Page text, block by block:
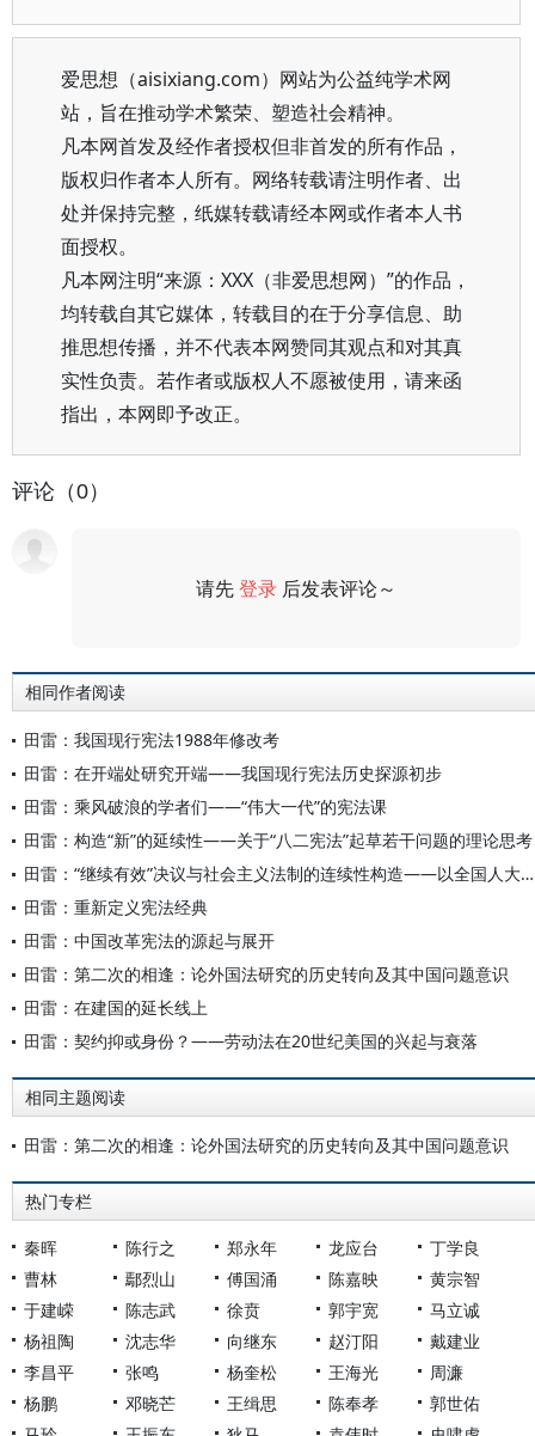
爱思想（aisixiang.com）网站为公益纯学术网
站，旨在推动学术繁荣、塑造社会精神。
凡本网首发及经作者授权但非首发的所有作品，
版权归作者本人所有。网络转载请注明作者、出
处并保持完整，纸媒转载请经本网或作者本人书
面授权。
凡本网注明“来源：XXX（非爱思想网）”的作品，
均转载自其它媒体，转载目的在于分享信息、助
推思想传播，并不代表本网赞同其观点和对其真
实性负责。若作者或版权人不愿被使用，请来函
指出，本网即予改正。
评论（0）
请先登录 后发表评论～
相同作者阅读
田雷：我国现行宪法1988年修改考
田雷：在开端处研究开端——我国现行宪法历史探源初步
田雷：乘风破浪的学者们——“伟大一代”的宪法课
田雷：构造“新”的延续性——关于“八二宪法”起草若干问题的理论思考
田雷：“继续有效”决议与社会主义法制的连续性构造——以全国人大常委会1979年决议为中心的探讨
田雷：重新定义宪法经典
田雷：中国改革宪法的源起与展开
田雷：第二次的相逢：论外国法研究的历史转向及其中国问题意识
田雷：在建国的延长线上
田雷：契约抑或身份？——劳动法在20世纪美国的兴起与衰落
相同主题阅读
田雷：第二次的相逢：论外国法研究的历史转向及其中国问题意识
热门专栏
秦晖 陈行之 郑永年 龙应台
丁学良
曹林
鄢烈山 傅国涌 陈嘉映
黄宗智
于建嵘
陈志武 徐贲 郭宇宽
马立诚
杨祖陶
沈志华 向继东 赵汀阳
戴建业
李昌平
张鸣 杨奎松 王海光
周濂
杨鹏
邓晓芒 王缉思 陈奉孝
郭世佑